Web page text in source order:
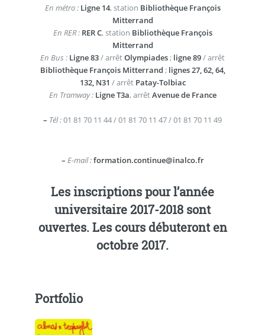
En métro : Ligne 14, station Bibliothèque François
Mitterrand
En RER : RER C, station Bibliothèque François
Mitterrand
En Bus : Ligne 83/ arrêtOlympiades; ligne 89/ arrêt
Bibliothèque François Mitterrand ;lignes 27, 62, 64,
132, N31 / arrêtPatay-Tolbiac
En Tramway : Ligne T3a, arrêtAvenue de France
– Tél :01 81 70 11 44 / 01 81 70 11 47 / 01 81 70 11 49
– E-mail :formation.continue@inalco.fr
Les inscriptions pour l’année
universitaire 2017-2018 sont
ouvertes. Les cours débuteront en
octobre 2017.
Portfolio